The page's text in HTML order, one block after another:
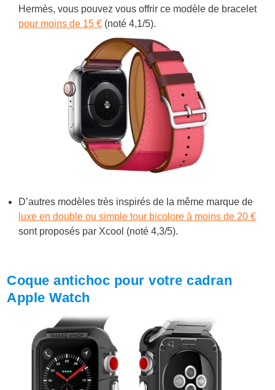
Hermès, vous pouvez vous offrir ce modèle de bracelet
pour moins de 15 € (noté 4,1/5).
D’autres modèles très inspirés de la même marque de
luxe en double ou simple tour bicolore à moins de 20 €
sont proposés par Xcool (noté 4,3/5).
Coque antichoc pour votre cadran
Apple Watch